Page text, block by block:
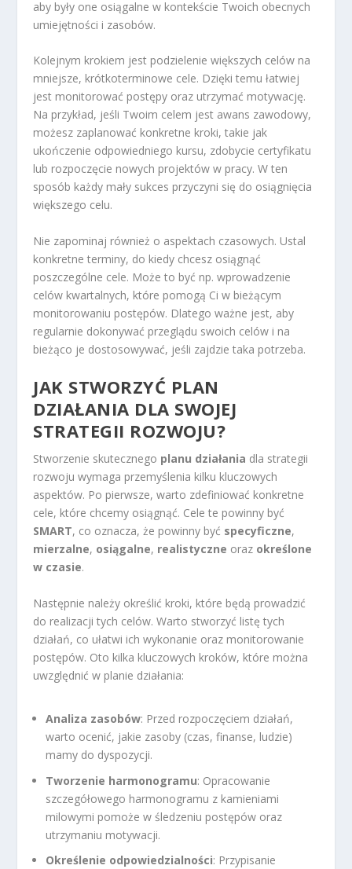
aby były one osiągalne w kontekście Twoich obecnych
umiejętności i zasobów.
Kolejnym krokiem jest podzielenie większych celów na
mniejsze, krótkoterminowe cele. Dzięki temu łatwiej
jest monitorować postępy oraz utrzymać motywację.
Na przykład, jeśli Twoim celem jest awans zawodowy,
możesz zaplanować konkretne kroki, takie jak
ukończenie odpowiedniego kursu, zdobycie certyfikatu
lub rozpoczęcie nowych projektów w pracy. W ten
sposób każdy mały sukces przyczyni się do osiągnięcia
większego celu.
Nie zapominaj również o aspektach czasowych. Ustal
konkretne terminy, do kiedy chcesz osiągnąć
poszczególne cele. Może to być np. wprowadzenie
celów kwartalnych, które pomogą Ci w bieżącym
monitorowaniu postępów. Dlatego ważne jest, aby
regularnie dokonywać przeglądu swoich celów i na
bieżąco je dostosowywać, jeśli zajdzie taka potrzeba.
JAK STWORZYĆ PLAN
DZIAŁANIA DLA SWOJEJ
STRATEGII ROZWOJU?
Stworzenie skutecznego planu działania dla strategii
rozwoju wymaga przemyślenia kilku kluczowych
aspektów. Po pierwsze, warto zdefiniować konkretne
cele, które chcemy osiągnąć. Cele te powinny być
SMART, co oznacza, że powinny być specyficzne,
mierzalne, osiągalne, realistyczne oraz określone
w czasie.
Następnie należy określić kroki, które będą prowadzić
do realizacji tych celów. Warto stworzyć listę tych
działań, co ułatwi ich wykonanie oraz monitorowanie
postępów. Oto kilka kluczowych kroków, które można
uwzględnić w planie działania:
Analiza zasobów: Przed rozpoczęciem działań,
warto ocenić, jakie zasoby (czas, finanse, ludzie)
mamy do dyspozycji.
Tworzenie harmonogramu: Opracowanie
szczegółowego harmonogramu z kamieniami
milowymi pomoże w śledzeniu postępów oraz
utrzymaniu motywacji.
Określenie odpowiedzialności: Przypisanie